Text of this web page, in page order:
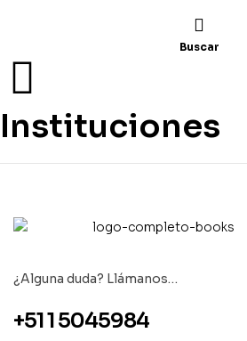
Buscar
Instituciones
¿Alguna duda? Llámanos…
+51 1 5045984